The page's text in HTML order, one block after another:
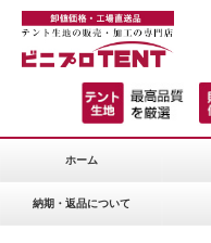
ホーム
納期・返品について